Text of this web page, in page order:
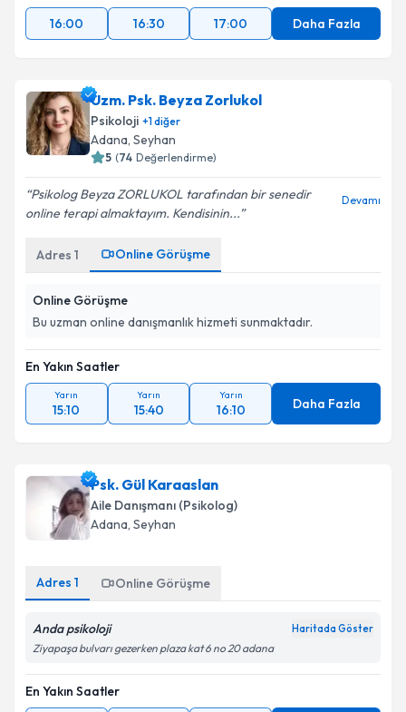
16:00
16:30 17:00 Daha Fazla
Uzm. Psk. Beyza Zorlukol
Psikoloji +1diğer
Adana, Seyhan
5 (74 Değerlendirme)
Psikolog Beyza ZORLUKOL tarafından bir senedir
online terapi almaktayım. Kendisinin...
Devamı
Adres 1 Online Görüşme
Online Görüşme
Bu uzman online danışmanlık hizmeti sunmaktadır.
En Yakın Saatler
Yarın
15:10
Yarın
15:40
Yarın
16:10 Daha Fazla
Psk. Gül Karaaslan
Aile Danışmanı (Psikolog)
Adana, Seyhan
Adres 1 Online Görüşme
Anda psikoloji Haritada Göster
Ziyapaşa bulvarı gezerken plaza kat 6 no 20 adana
En Yakın Saatler